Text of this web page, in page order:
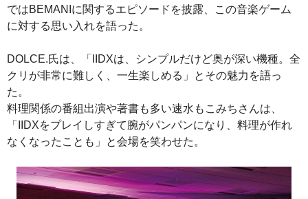
ではBEMANIに関するエピソードを披露、この音楽ゲーム
に対する思い入れを語った。
DOLCE.氏は、「IIDXは、シンプルだけど奥が深い機種。全
クリが非常に難しく、一生楽しめる」とその魅力を語っ
た。
料理関係の番組出演や著書も多い速水もこみちさんは、
「IIDXをプレイしすぎて腕がパンパンになり、料理が作れ
なくなったことも」と会場を笑わせた。